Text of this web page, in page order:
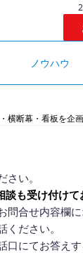
ノウハウ
横断幕・看板を企
い。
も受け付けて
問合せ内容欄
ださい。
にてお答えす